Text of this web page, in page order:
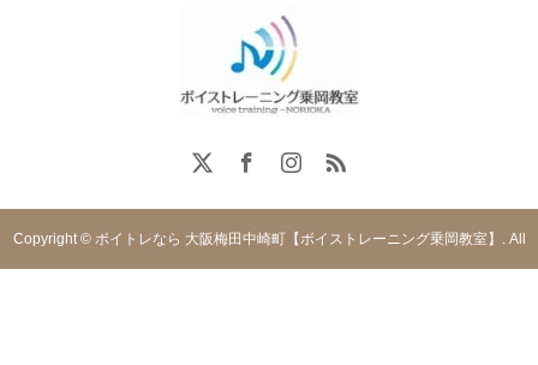
Copyright © ボイトレなら 大阪梅田中崎町【ボイストレーニング乗岡教室】. All